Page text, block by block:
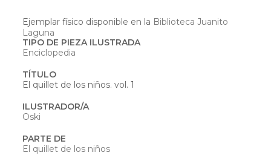
Ejemplar físico disponible en la Biblioteca Juanito
Laguna
TIPO DE PIEZA ILUSTRADA
Enciclopedia
TÍTULO
El quillet de los niños. vol. 1
ILUSTRADOR/A
Oski
PARTE DE
El quillet de los niños